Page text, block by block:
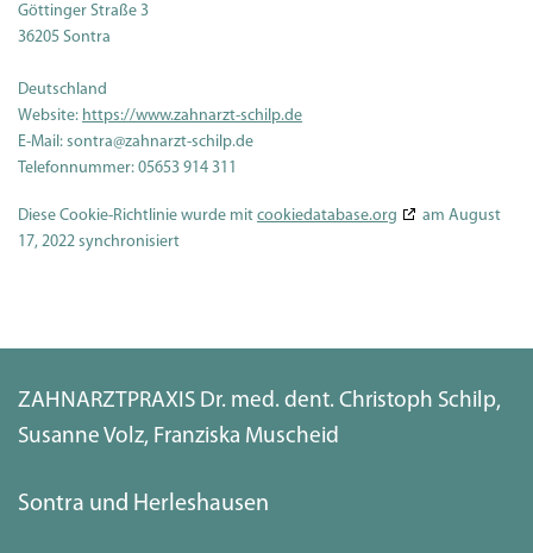
Göttinger Straße 3
36205 Sontra
Deutschland
Website: https://www.zahnarzt-schilp.de
E-Mail: ed.plihcs-tzranhaz@artnos
Telefonnummer: 05653 914 311
Diese Cookie-Richtlinie wurde mit cookiedatabase.org
am August
17, 2022 synchronisiert
ZAHNARZTPRAXIS Dr. med. dent. Christoph Schilp,
Susanne Volz, Franziska Muscheid
Sontra und Herleshausen